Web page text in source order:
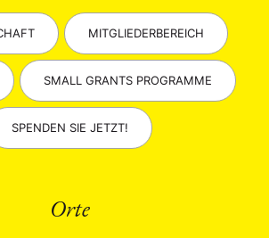
MITGLIEDERBEREICH
SMALL GRANTS PROGRAMME
SPENDEN SIE JETZT!
Orte